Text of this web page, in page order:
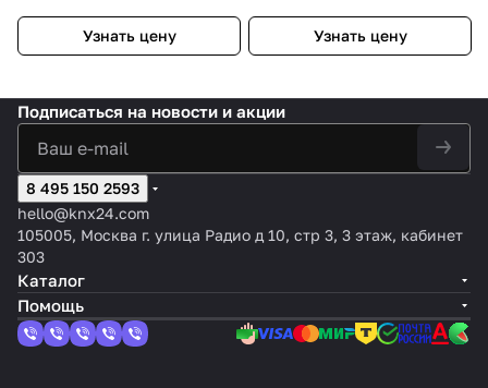
YLYPJ-0031Узнать цену
YLYPJ-0029Узнать цену
Подписаться на новости и акции
8 495 150 2593
hello@knx24.com
105005, Москва г. улица Радио д 10, стр 3, 3 этаж, кабинет
303
Каталог
Помощь